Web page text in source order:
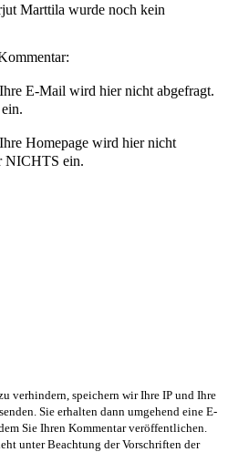
Marttila wurde noch kein
Ihre E-Mail wird hier nicht abgefragt.
Ihre Homepage wird hier nicht
NICHTS ein.
verhindern, speichern wir Ihre IP und Ihre
Sie erhalten dann umgehend eine E-
Sie Ihren Kommentar veröffentlichen.
unter Beachtung der Vorschriften der